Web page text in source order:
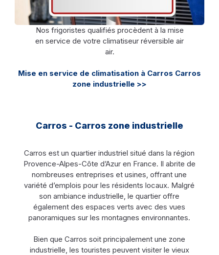
Nos frigoristes qualifiés procèdent à la mise
en service de votre climatiseur réversible air
air.
Mise en service de climatisation à Carros Carros
zone industrielle >>
Carros - Carros zone industrielle
Carros est un quartier industriel situé dans la région
Provence-Alpes-Côte d’Azur en France. Il abrite de
nombreuses entreprises et usines, offrant une
variété d’emplois pour les résidents locaux. Malgré
son ambiance industrielle, le quartier offre
également des espaces verts avec des vues
panoramiques sur les montagnes environnantes.
Bien que Carros soit principalement une zone
industrielle, les touristes peuvent visiter le vieux